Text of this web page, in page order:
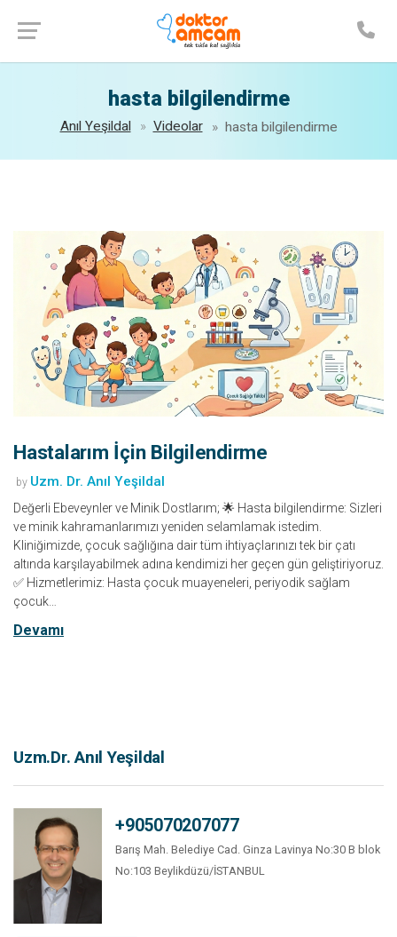
Randevu Al
hasta bilgilendirme
Anıl Yeşildal Videolar hasta bilgilendirme
Hastalarım İçin Bilgilendirme
by Uzm. Dr. Anıl Yeşildal
Değerli Ebeveynler ve Minik Dostlarım; 🌟 Hasta bilgilendirme: Sizleri
ve minik kahramanlarımızı yeniden selamlamak istedim.
Kliniğimizde, çocuk sağlığına dair tüm ihtiyaçlarınızı tek bir çatı
altında karşılayabilmek adına kendimizi her geçen gün geliştiriyoruz.
✅ Hizmetlerimiz: Hasta çocuk muayeneleri, periyodik sağlam
çocuk…
Devamı
Uzm.Dr. Anıl Yeşildal
+905070207077
Barış Mah. Belediye Cad. Ginza Lavinya No:30 B blok
No:103 Beylikdüzü/İSTANBUL